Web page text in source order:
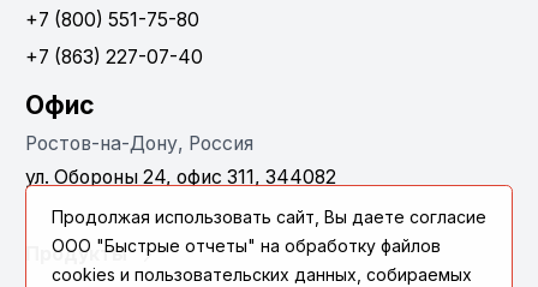
+7 (800) 551-75-80
+7 (863) 227-07-40
Офис
Ростов-на-Дону, Россия
ул. Обороны 24, офис 311, 344082
Продукты
Продолжая использовать сайт, Вы даете согласие
ООО "Быстрые отчеты" на обработку файлов
cookies и пользовательских данных, собираемых